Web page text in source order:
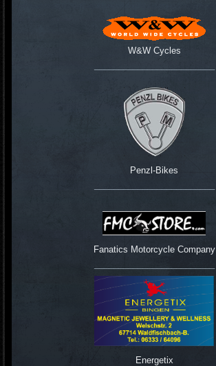
W&W Cycles
Penzl-Bikes
Fanatics Motorcycle Company
Energetix